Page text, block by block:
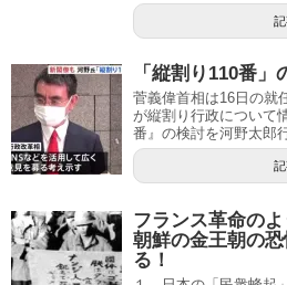
「縦割り110番
菅義偉首相は16日の就
が縦割り行政について
番』の検討を河野太郎
フランス革命の
朝鮮の金王朝の
る！